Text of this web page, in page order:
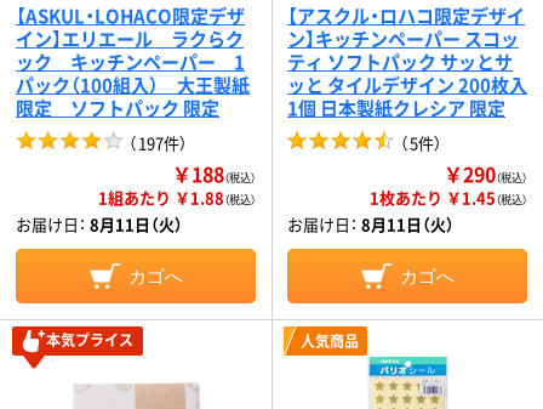
【ASKUL・LOHACO限定デザ
イン】エリエール ラクらク
ック キッチンペーパー 1
パック（100組入） 大王製紙
限定 ソフトパック 限定
（197件）
￥188（税込）
1組あたり ￥1.88（税込）
お届け日： 8月11日（火）
カゴへ
【アスクル・ロハコ限定デザイ
ン】キッチンペーパー スコッ
ティ ソフトパック サッとサ
ッと タイルデザイン 200枚入
1個 日本製紙クレシア 限定
（5件）
￥290（税込）
1枚あたり ￥1.45（税込）
お届け日： 8月11日（火）
カゴへ
本気プライス 人気商品